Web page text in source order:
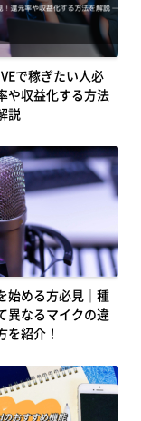
で稼ぎたい人必
や収益化する方法
説
始める方必見｜種
異なるマイクの違
を紹介！